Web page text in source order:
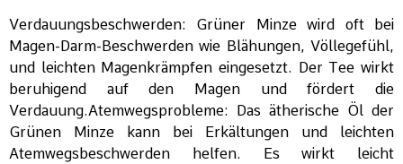
Verdauungsbeschwerden: Grüner Minze wird oft bei
Magen-Darm-Beschwerden wie Blähungen, Völlegefühl,
und leichten Magenkrämpfen eingesetzt. Der Tee wirkt
beruhigend auf den Magen und fördert die
Verdauung.Atemwegsprobleme: Das ätherische Öl der
Grünen Minze kann bei Erkältungen und leichten
Atemwegsbeschwerden helfen. Es wirkt leicht